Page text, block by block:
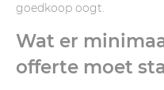
goedkoop oogt.
Wat er
offerte moet